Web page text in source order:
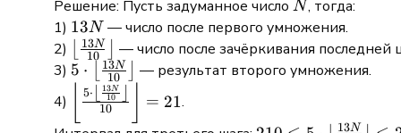
Решение: Пусть задуманное число N
N, тогда:
1) 13N
13N — число после первого умножения.
2)
\left\lfloor
\frac{13N}
{10}
\right\rfloor
10
13N
— число после зачёркивания
3) 5 \cdot
\left\lfloor
\frac{13N}
5 ⋅ 10
13N
— результат второго умножения.
4)
\left\lfloor
\frac{5 \cdot
10
5⋅ 10
13N
= 21.
13N